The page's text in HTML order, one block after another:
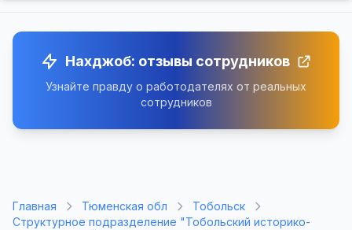
Нахджоб: отзывы сотрудников
Узнайте правду о работодателях от реальных
сотрудников
Главная Тюменская обл
Тобольск
Структурное подразделение "Тобольский историко-